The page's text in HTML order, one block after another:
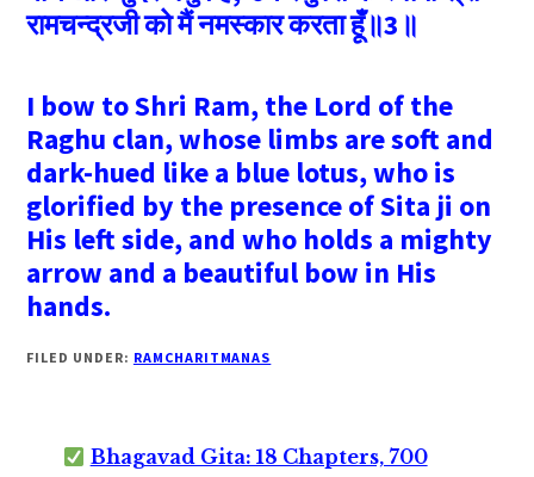
रामचन्द्रजी को मैं नमस्कार करता हूँ॥3॥
I bow to Shri Ram, the Lord of the
Raghu clan, whose limbs are soft and
dark-hued like a blue lotus, who is
glorified by the presence of Sita ji on
His left side, and who holds a mighty
arrow and a beautiful bow in His
hands.
FILED UNDER: RAMCHARITMANAS
Bhagavad Gita: 18 Chapters, 700